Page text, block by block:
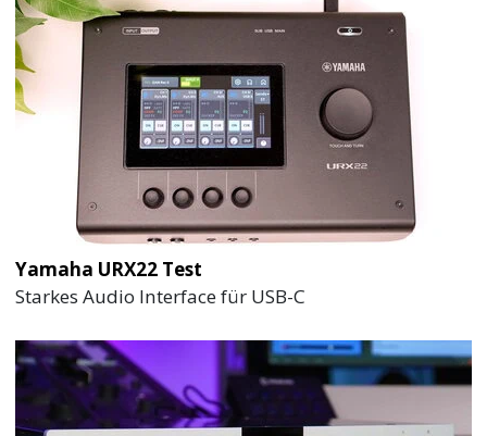
Yamaha URX22 Test
Starkes Audio Interface für USB-C